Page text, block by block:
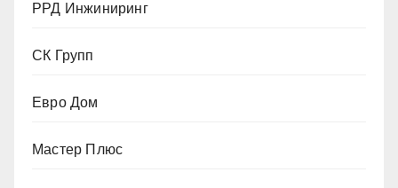
РРД Инжиниринг
СК Групп
Евро Дом
Мастер Плюс